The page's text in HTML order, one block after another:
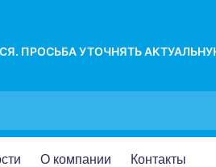
ПРОСЬБА УТОЧНЯТЬ
О компании Контакты